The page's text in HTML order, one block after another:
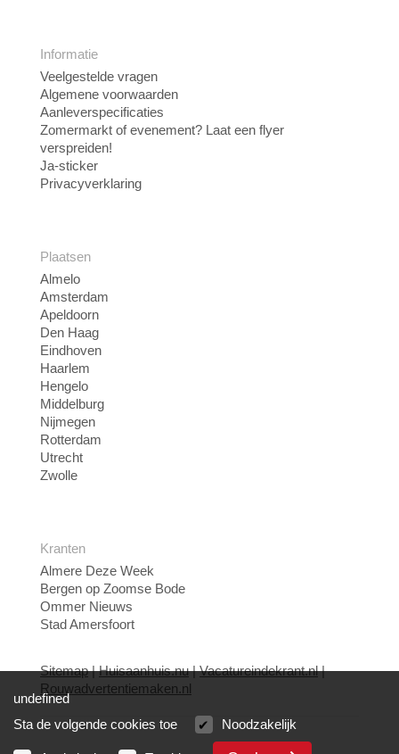
Informatie
Veelgestelde vragen
Algemene voorwaarden
Aanleverspecificaties
Zomermarkt of evenement? Laat een flyer
verspreiden!
Ja-sticker
Privacyverklaring
Plaatsen
Almelo
Amsterdam
Apeldoorn
Den Haag
Eindhoven
Haarlem
Hengelo
Middelburg
Nijmegen
Rotterdam
Utrecht
Zwolle
Kranten
Almere Deze Week
Bergen op Zoomse Bode
Ommer Nieuws
Stad Amersfoort
Sitemap|Huisaanhuis.nu|Vacatureindekrant.nl|
Rouwadvertentiemaken.nl
undefined
Sta de volgende cookies toe
Noodzakelijk